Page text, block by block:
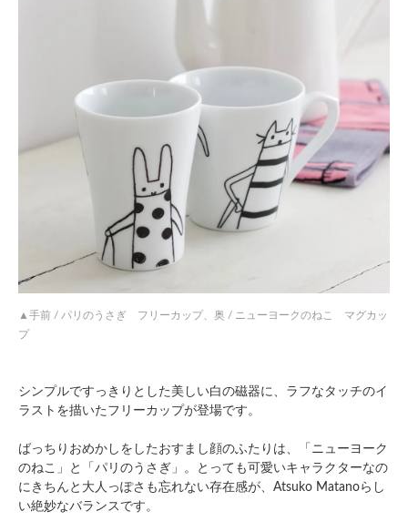
手前 / パリのうさぎ フリーカップ、奥 / ニューヨークのねこ マグカッ
プ
シンプルですっきりとした美しい白の磁器に、ラフなタッチのイ
ラストを描いたフリーカップが登場です。
ばっちりおめかしをしたおすまし顔のふたりは、「ニューヨーク
のねこ」と「パリのうさぎ」。とっても可愛いキャラクターなの
にきちんと大人っぽさも忘れない存在感が、Atsuko Matanoらし
い絶妙なバランスです。